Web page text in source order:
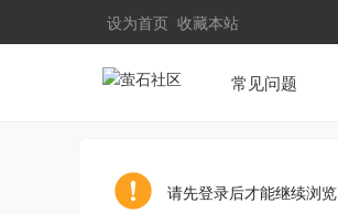
设为首页 收藏本站
常见问题
请先登录后才能继续浏览